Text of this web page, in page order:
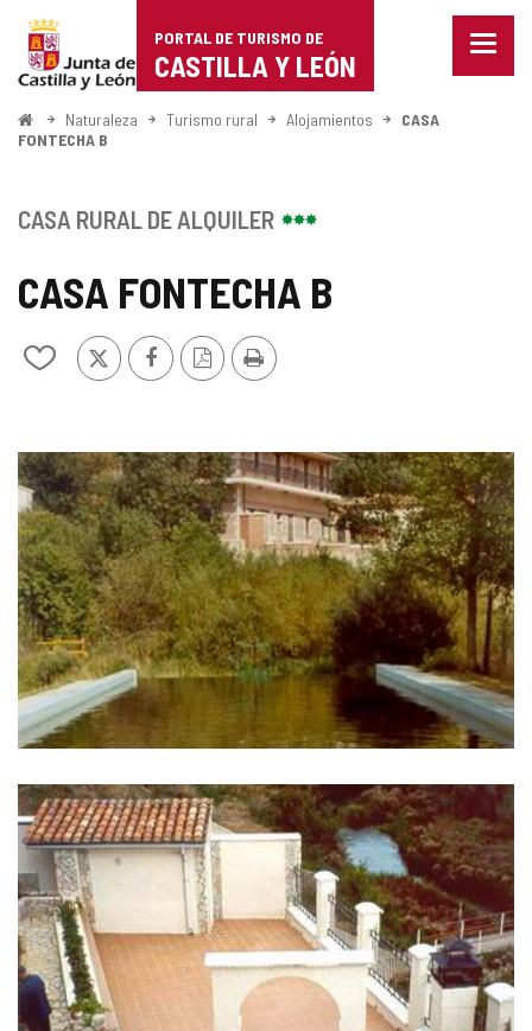
Portal
de
Turismo
de
Castilla
León
PORTAL DE TURISMO DE
CASTILLA Y LEÓN
Menu
InicioNaturaleza Turismo rural Alojamientos
CASA
FONTECHA B
CASA FONTECHA B
Añadir/quitar
X FacebookVersión
PDF
Imprimir
GALERÍA
DE
IMÁGENES
CASA RURAL DE ALQUILER